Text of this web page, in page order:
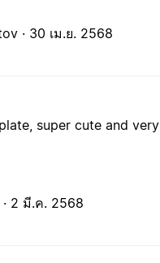
· 30 เม.ย. 2568
super cute and very
2 มี.ค. 2568